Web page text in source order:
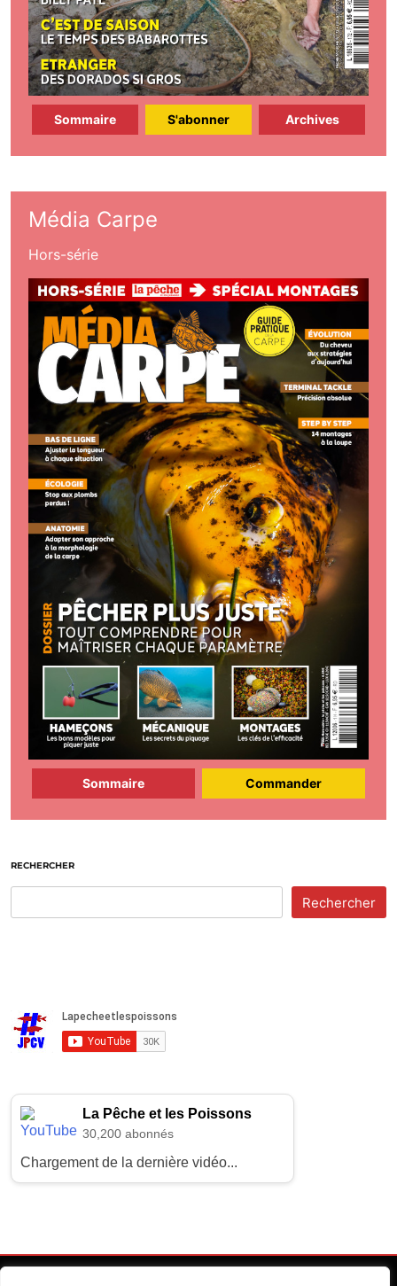
Sommaire S'abonner Archives
Média Carpe
Hors-série
Sommaire Commander
RECHERCHER
Rechercher
La Pêche et les Poissons
30,200 abonnés
Chargement de la dernière vidéo...